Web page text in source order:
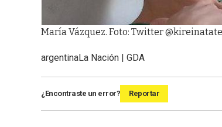
María Vázquez. Foto: Twitter
argentinaLa Nación | GDA
¿Encontraste un error? Reportar